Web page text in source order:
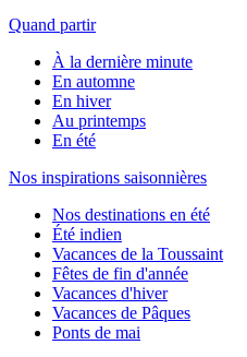
Quand partir
À la dernière minute
En automne
En hiver
Au printemps
En été
Nos inspirations saisonnières
Nos destinations en été
Été indien
Vacances de la Toussaint
Fêtes de fin d'année
Vacances d'hiver
Vacances de Pâques
Ponts de mai